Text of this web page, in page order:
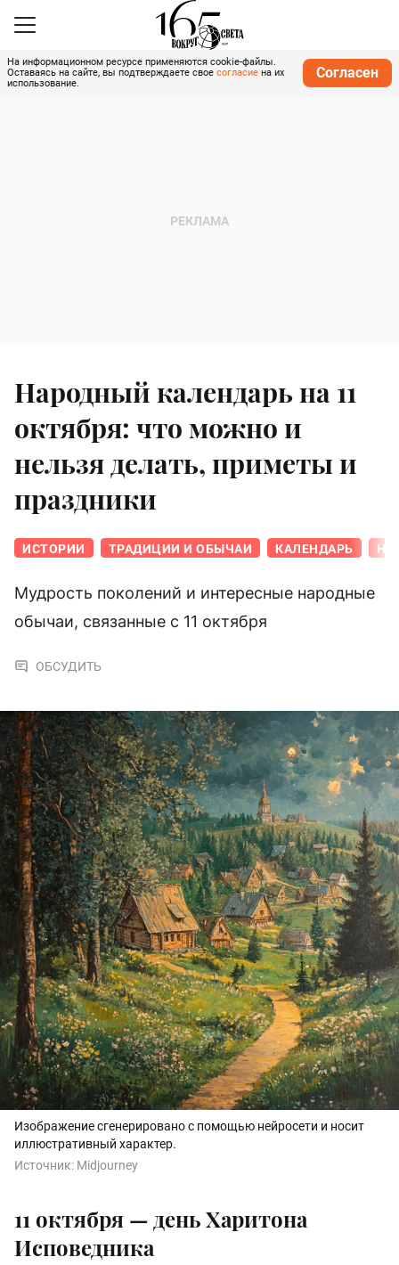
На информационном ресурсе применяются cookie-файлы.
Оставаясь на сайте, вы подтверждаете свое согласие на их
использование.
Согласен
Народный календарь на 11
октября: что можно и
нельзя делать, приметы и
праздники
ИСТОРИИ ТРАДИЦИИ И ОБЫЧАИ КАЛЕНДАРЬ
Мудрость поколений и интересные народные
обычаи, связанные с 11 октября
ОБСУДИТЬ
Изображение сгенерировано с помощью нейросети и носит
иллюстративный характер.
Источник: Midjourney
11 октября — день Харитона
Исповедника